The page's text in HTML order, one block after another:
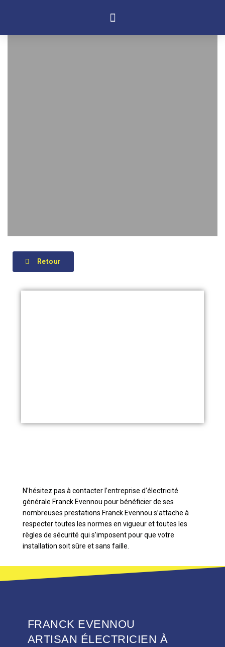
Retour
N’hésitez pas à contacter l’entreprise d’électricité
générale Franck Evennou pour bénéficier de ses
nombreuses prestations.Franck Evennou s’attache à
respecter toutes les normes en vigueur et toutes les
règles de sécurité qui s’imposent pour que votre
installation soit sûre et sans faille.
FRANCK EVENNOU
ARTISAN ÉLECTRICIEN À